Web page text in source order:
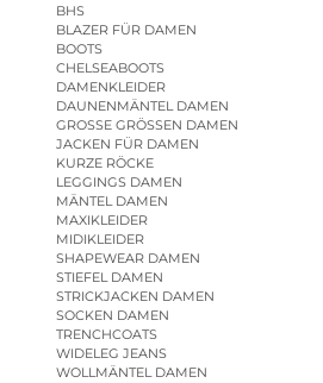
BHS
BLAZER FÜR DAMEN
BOOTS
CHELSEABOOTS
DAMENKLEIDER
DAUNENMÄNTEL DAMEN
GROSSE GRÖSSEN DAMEN
JACKEN FÜR DAMEN
KURZE RÖCKE
LEGGINGS DAMEN
MÄNTEL DAMEN
MAXIKLEIDER
MIDIKLEIDER
SHAPEWEAR DAMEN
STIEFEL DAMEN
STRICKJACKEN DAMEN
SOCKEN DAMEN
TRENCHCOATS
WIDELEG JEANS
WOLLMÄNTEL DAMEN